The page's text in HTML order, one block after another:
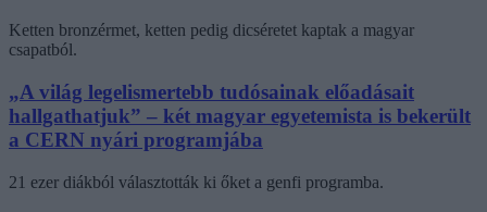
Ketten bronzérmet, ketten pedig dicséretet kaptak a magyar
csapatból.
„A világ legelismertebb tudósainak előadásait
hallgathatjuk” – két magyar egyetemista is bekerült
a CERN nyári programjába
21 ezer diákból választották ki őket a genfi programba.